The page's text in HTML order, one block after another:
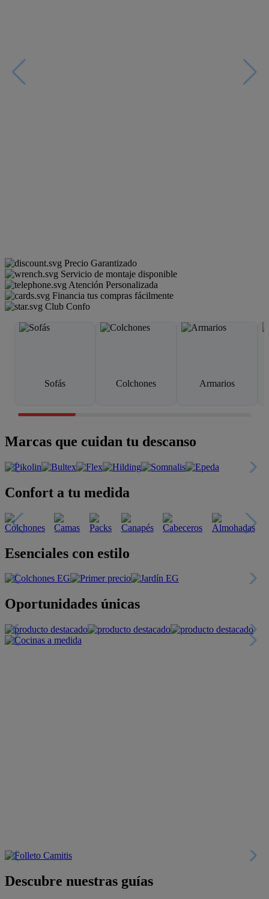
Precio Garantizado
Servicio de montaje disponible
Atención Personalizada
Financia tus compras fácilmente
Club Confo
Sofás Colchones Armarios
Marcas que cuidan tu descanso
Confort a tu medida
Esenciales con estilo
Oportunidades únicas
Descubre nuestras guías